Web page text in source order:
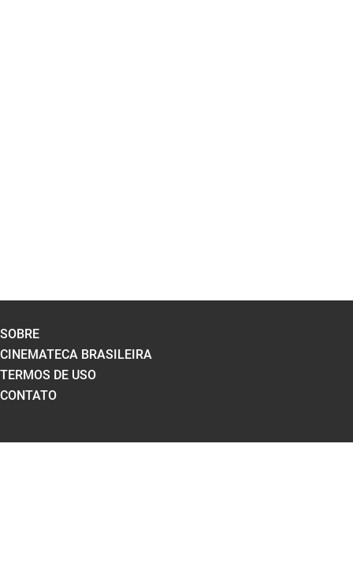
SOBRE
CINEMATECA BRASILEIRA
TERMOS DE USO
CONTATO